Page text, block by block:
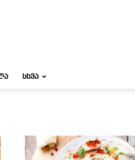
ᲡᲮᲕᲐ